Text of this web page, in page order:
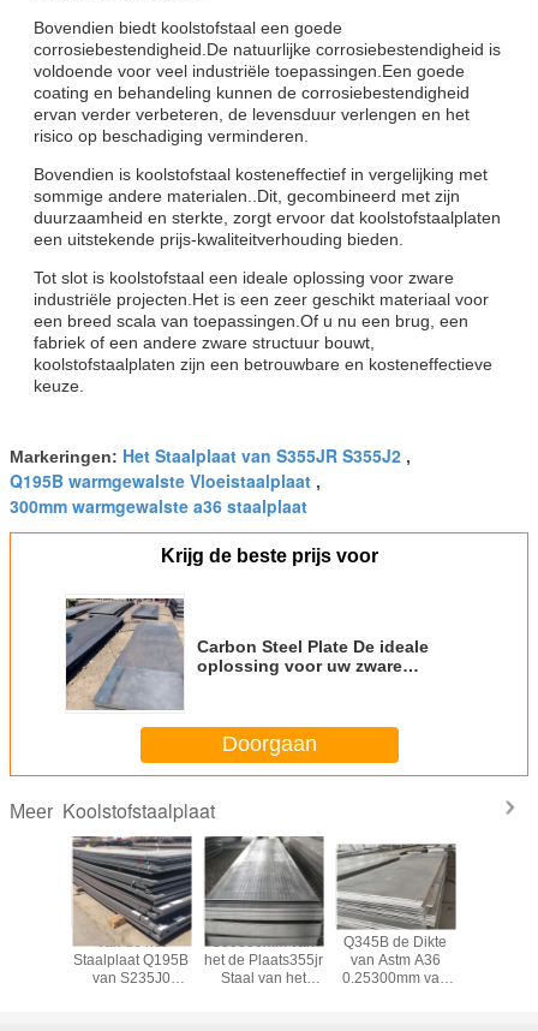
Bovendien biedt koolstofstaal een goede
corrosiebestendigheid.De natuurlijke corrosiebestendigheid is
voldoende voor veel industriële toepassingen.Een goede
coating en behandeling kunnen de corrosiebestendigheid
ervan verder verbeteren, de levensduur verlengen en het
risico op beschadiging verminderen.
Bovendien is koolstofstaal kosteneffectief in vergelijking met
sommige andere materialen..Dit, gecombineerd met zijn
duurzaamheid en sterkte, zorgt ervoor dat koolstofstaalplaten
een uitstekende prijs-kwaliteitverhouding bieden.
Tot slot is koolstofstaal een ideale oplossing voor zware
industriële projecten.Het is een zeer geschikt materiaal voor
een breed scala van toepassingen.Of u nu een brug, een
fabriek of een andere zware structuur bouwt,
koolstofstaalplaten zijn een betrouwbare en kosteneffectieve
keuze.
Markeringen: Het Staalplaat van S355JR S355J2 ,
Q195B warmgewalste Vloeistaalplaat ,
300mm warmgewalste a36 staalplaat
Krijg de beste prijs voor
Carbon Steel Plate De ideale
oplossing voor uw zware
Doorgaan
Meer Koolstofstaalplaat
Van de het
Staalplaat Q195B
van S235J0
300600mm van
het de Plaats355jr
Staal van het
Q345B de Dikte
van Astm A36
0.25300mm van